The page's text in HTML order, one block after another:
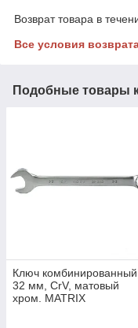
Возврат товара в
Все условия
Подобные товары
Ключ комбинированный,
32 мм, CrV, матовый
хром. MATRIX